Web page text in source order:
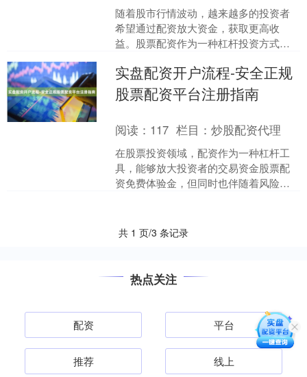
随着股市行情波动，越来越多的投资者
希望通过配资放大资金，获取更高收
益。股票配资作为一种杠杆投资方式，
并非简单的“借钱炒股”，从....
实盘配资开户流程-安全正规
股票配资平台注册指南
阅读： 117 栏目：炒股配资代理
在股票投资领域，配资作为一种杠杆工
具，能够放大投资者的交易资金股票配
资免费体验金，但同时也伴随着风险。
共 1 页/3 条记录
热点关注
配资 平台
推荐 线上